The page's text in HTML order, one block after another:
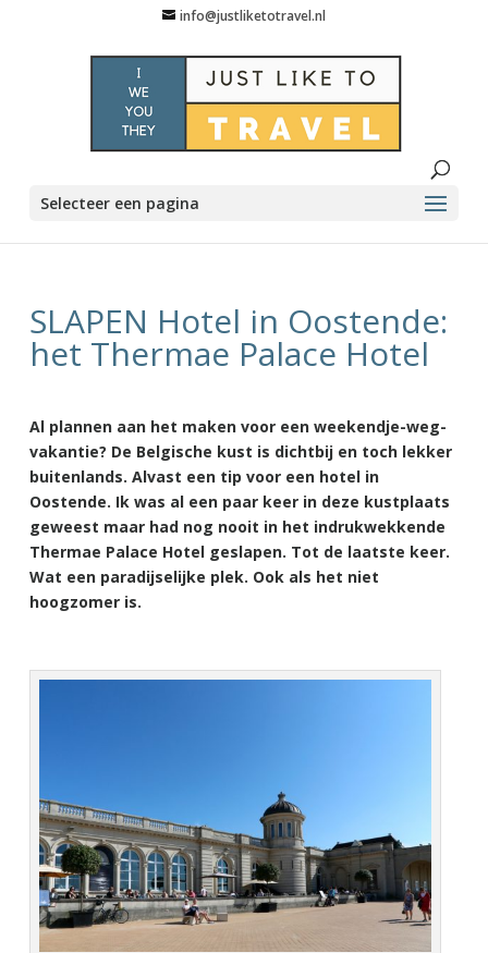
info@justliketotravel.nl
Selecteer een pagina
SLAPEN Hotel in Oostende:
het Thermae Palace Hotel
Al plannen aan het maken voor een weekendje-weg-
vakantie? De Belgische kust is dichtbij en toch lekker
buitenlands. Alvast een tip voor een hotel in
Oostende. Ik was al een paar keer in deze kustplaats
geweest maar had nog nooit in het indrukwekkende
Thermae Palace Hotel geslapen. Tot de laatste keer.
Wat een paradijselijke plek. Ook als het niet
hoogzomer is.